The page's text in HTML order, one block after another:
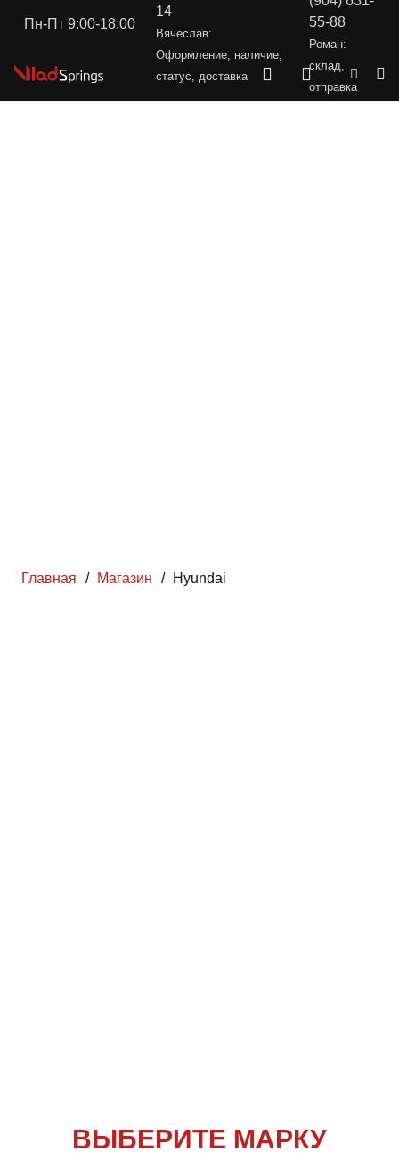
Пн-Пт 9:00-18:00
14
Вячеслав:
Оформление, наличие,
статус, доставка
55-88
Роман:
склад,
отправка
Главная / Магазин / Hyundai
ВЫБЕРИТЕ МАРКУ